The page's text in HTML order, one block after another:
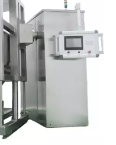
ehtiyacınız
istehsal tələblərinizə